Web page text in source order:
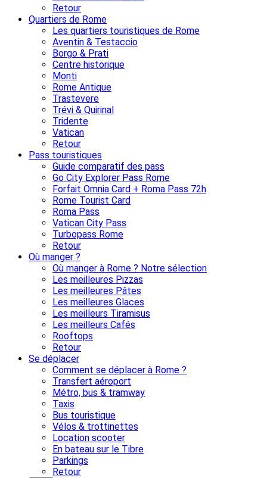
Retour
Quartiers de Rome
Les quartiers touristiques de Rome
Aventin & Testaccio
Borgo & Prati
Centre historique
Monti
Rome Antique
Trastevere
Trévi & Quirinal
Tridente
Vatican
Retour
Pass touristiques
Guide comparatif des pass
Go City Explorer Pass Rome
Forfait Omnia Card + Roma Pass 72h
Rome Tourist Card
Roma Pass
Vatican City Pass
Turbopass Rome
Retour
Où manger ?
Où manger à Rome ? Notre sélection
Les meilleures Pizzas
Les meilleures Pâtes
Les meilleures Glaces
Les meilleurs Tiramisus
Les meilleurs Cafés
Rooftops
Retour
Se déplacer
Comment se déplacer à Rome ?
Transfert aéroport
Métro, bus & tramway
Taxis
Bus touristique
Vélos & trottinettes
Location scooter
En bateau sur le Tibre
Parkings
Retour